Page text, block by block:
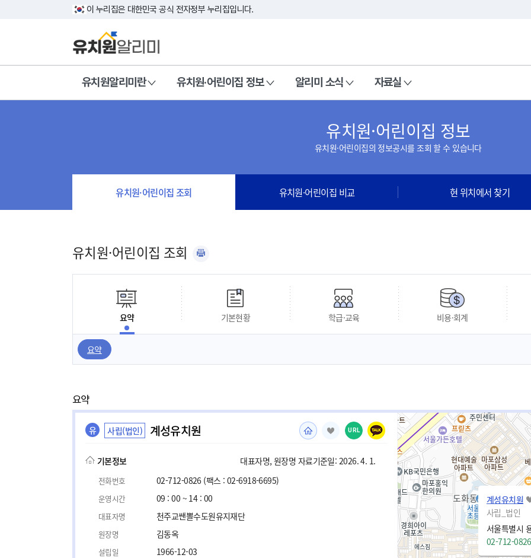
이 누리집은 대한민국 공식 전자정부 누리집입니다.
유치원알리미란 유치원·어린이집 정보 알리미 소식 자료실
유치원·어린이집 정보
유치원·어린이집의 정보공시를 조회 할 수 있습니다
유치원·어린이집 조회 유치원·어린이집 비교 현 위치에서 찾기
유치원·어린이집 조회
요약 기본현황 학급·교육 비용·회계
요약
요약
유 사립(법인) 계성유치원 URL
기본정보 대표자명, 원장명 자료기준일: 2026. 4. 1.
전화번호 02-712-0826 (팩스 : 02-6918-6695)
운영시간 09 : 00 ~ 14 : 00
대표자명 천주교쌘뽈수도원유지재단
원장명 김동옥
설립일 1966-12-03
계성유치원
사립_법인
서울특별시
02-712-0826